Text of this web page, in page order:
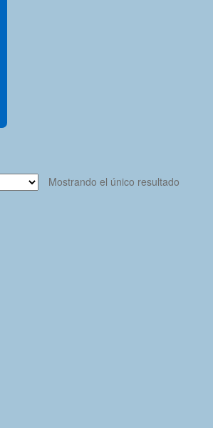
Mostrando el único resultado